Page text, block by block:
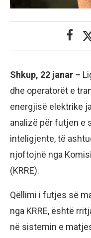
Shkup, 22 janar –
dhe operatorët e
energjisë elektrike
analizë për futjen e
inteligjente, të
njoftojnë nga
(KRRE).
Qëllimi i futjes së
nga KRRE, është
në sistemin e